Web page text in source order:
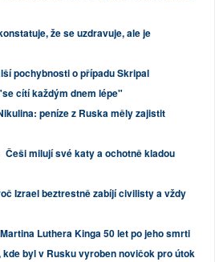
že se uzdravuje, ale je
pochybnosti o případu Skripal
cítí každým dnem lépe"
peníze z Ruska měly zajistit
Češi milují své katy a ochotně kladou
Izrael beztrestně zabíjí civilisty a vždy
Luthera Kinga 50 let po jeho smrti
byl v Rusku vyroben novičok pro útok